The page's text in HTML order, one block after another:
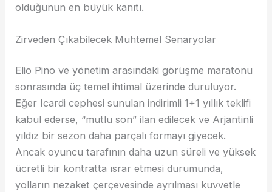
olduğunun en büyük kanıtı.
Zirveden Çıkabilecek Muhtemel Senaryolar
Elio Pino ve yönetim arasındaki görüşme maratonu
sonrasında üç temel ihtimal üzerinde duruluyor.
Eğer Icardi cephesi sunulan indirimli 1+1 yıllık teklifi
kabul ederse, “mutlu son” ilan edilecek ve Arjantinli
yıldız bir sezon daha parçalı formayı giyecek.
Ancak oyuncu tarafının daha uzun süreli ve yüksek
ücretli bir kontratta ısrar etmesi durumunda,
yolların nezaket çerçevesinde ayrılması kuvvetle